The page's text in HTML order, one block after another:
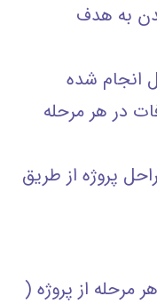
به هدف
انجام شده
در هر مرحله
پروژه از طریق
مرحله از پروژه (